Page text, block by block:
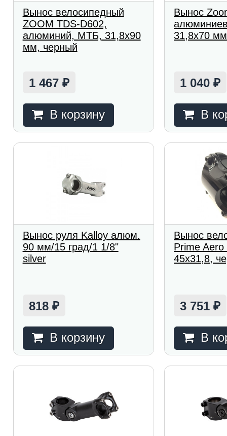
Вынос велосипедный
ZOOM TDS-D602,
алюминий, МТБ, 31,8x90
мм, черный
1 467 ₽
В корзину
Вынос
31,8x70 мм
1 040₽
В
Вынос руля Kalloy алюм.
90 мм/15 град/1 1/8"
silver
818 ₽
В корзину
Вынос
Prime
45x31,8,
3 751₽
В